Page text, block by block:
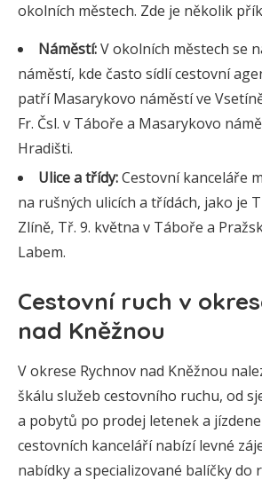
okolních městech. Zde je několik
Náměstí:V okolních městech se
náměstí, kde často sídlí cestovní
patří Masarykovo náměstí ve
Fr. Čsl. v Táboře a Masarykovo
Hradišti.
Ulice a třídy:Cestovní kanceláře
na rušných ulicích a třídách, jako je
Zlíně, Tř. 9. května v Táboře a
Labem.
Cestovní ruch v
nad Kněžnou
V okrese Rychnov nad Kněžnou
škálu služeb cestovního ruchu, od
a pobytů po prodej letenek a
cestovních kanceláří nabízí levné
nabídky a specializované balíčky do